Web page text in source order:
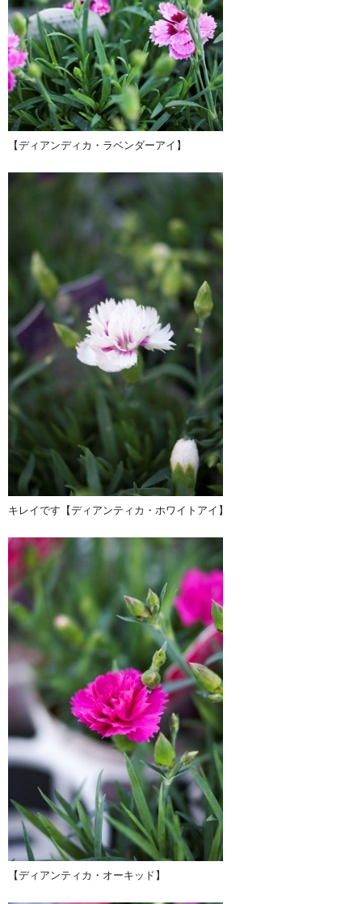
【ディアンディカ・ラベンダーアイ】
キレイです【ディアンティカ・ホワイトアイ】
【ディアンティカ・オーキッド】